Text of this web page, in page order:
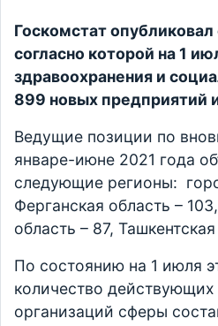
Госкомстат опубликовал
согласно которой на 1
здравоохранения и
899 новых предприятий
Ведущие позиции по
январе-июне 2021 года
следующие регионы:
Ферганская область –
область – 87,
По состоянию на 1 июля
количество
организаций сферы